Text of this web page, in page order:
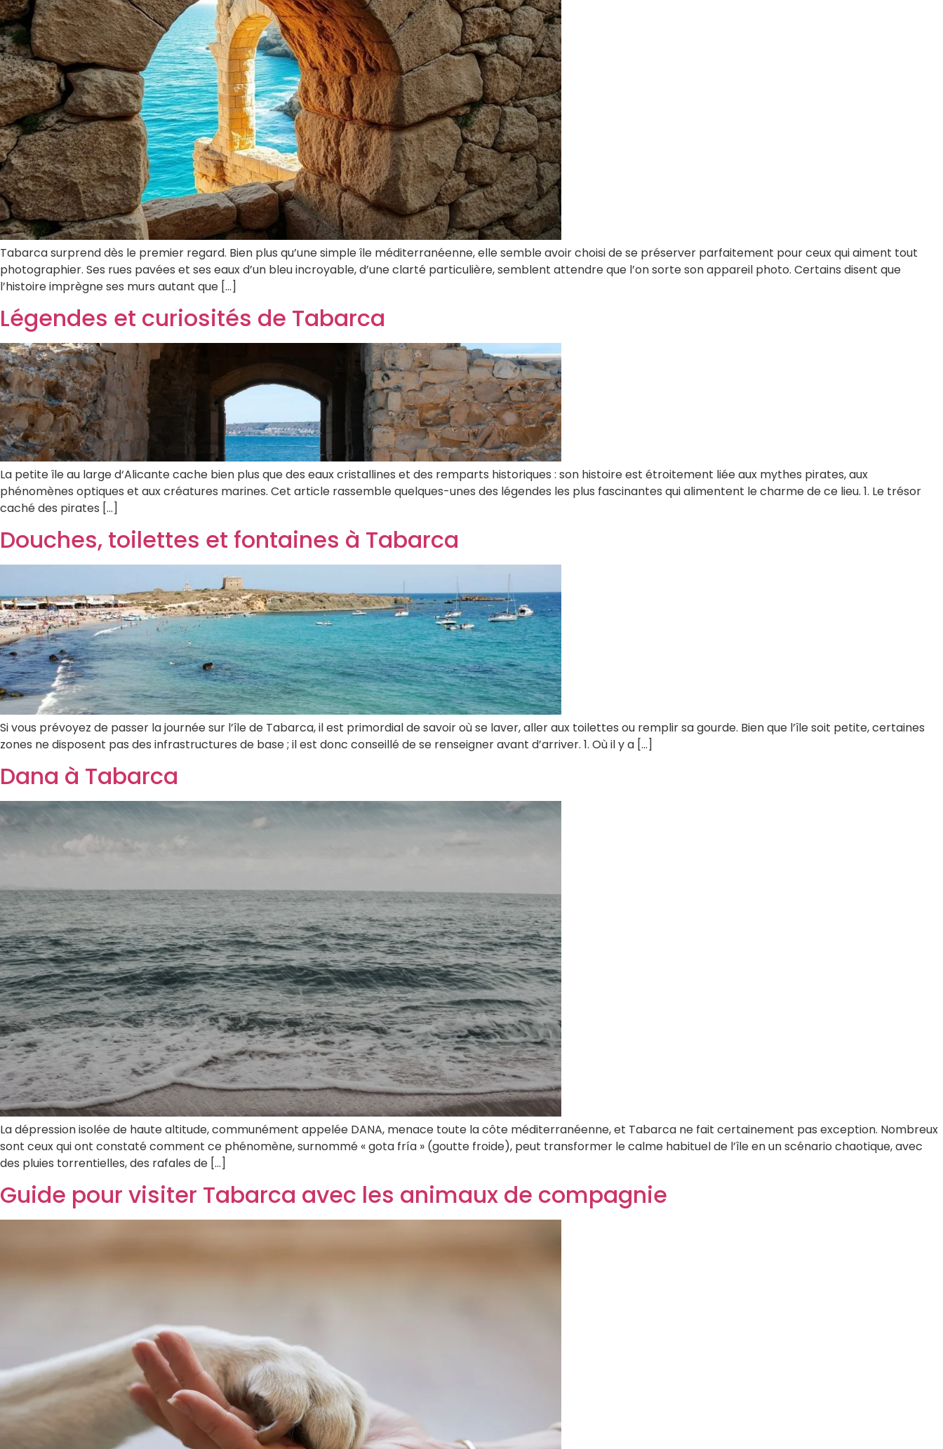
Tabarca surprend dès le premier regard. Bien plus qu’une simple île méditerranéenne, elle semble avoir choisi de se préserver parfaitement pour ceux qui aiment tout
photographier. Ses rues pavées et ses eaux d’un bleu incroyable, d’une clarté particulière, semblent attendre que l’on sorte son appareil photo. Certains disent que
l’histoire imprègne ses murs autant que […]
Légendes et curiosités de Tabarca
La petite île au large d‘Alicante cache bien plus que des eaux cristallines et des remparts historiques : son histoire est étroitement liée aux mythes pirates, aux
phénomènes optiques et aux créatures marines. Cet article rassemble quelques-unes des légendes les plus fascinantes qui alimentent le charme de ce lieu. 1. Le trésor
caché des pirates […]
Douches, toilettes et fontaines à Tabarca
Si vous prévoyez de passer la journée sur l’île de Tabarca, il est primordial de savoir où se laver, aller aux toilettes ou remplir sa gourde. Bien que l’île soit petite, certaines
zones ne disposent pas des infrastructures de base ; il est donc conseillé de se renseigner avant d’arriver. 1. Où il y a […]
Dana à Tabarca
La dépression isolée de haute altitude, communément appelée DANA, menace toute la côte méditerranéenne, et Tabarca ne fait certainement pas exception. Nombreux
sont ceux qui ont constaté comment ce phénomène, surnommé « gota fría » (goutte froide), peut transformer le calme habituel de l’île en un scénario chaotique, avec
des pluies torrentielles, des rafales de […]
Guide pour visiter Tabarca avec les animaux de compagnie